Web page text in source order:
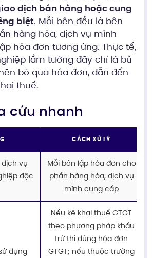
dịch bán hàng hoặc cung
biệt. Mỗi bên đều là bên
hàng hóa, dịch vụ mình
hóa đơn tương ứng. Thực tế,
lầm tưởng đây chỉ là bù
bỏ qua hóa đơn, dẫn đến
thuế.
cứu nhanh
CÁCH XỬ LÝ
vụ
độc
Mỗi bên lập hóa đơn cho
phần hàng hóa, dịch vụ
mình cung cấp
dụng
Nếu kê khai thuế GTGT
theo phương pháp khấu
trừ thì dùng hóa đơn
GTGT; nếu thuộc trường